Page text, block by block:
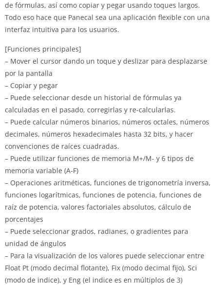
de fórmulas, así como copiar y pegar usando toques largos.
Todo eso hace que Panecal sea una aplicación flexible con una
interfaz intuitiva para los usuarios.
[Funciones principales]
– Mover el cursor dando un toque y deslizar para desplazarse
por la pantalla
– Copiar y pegar
– Puede seleccionar desde un historial de fórmulas ya
calculadas en el pasado, corregirlas y re-calcularlas.
– Puede calcular números binarios, números octales, números
decimales, números hexadecimales hasta 32 bits, y hacer
convenciones de raíces cuadradas.
– Puede utilizar funciones de memoria M+/M- y 6 tipos de
memoria variable (A-F)
– Operaciones aritméticas, funciones de trigonometría inversa,
funciones logarítmicas, funciones de potencia, funciones de
raíz de potencia, valores factoriales absolutos, cálculo de
porcentajes
– Puede seleccionar grados, radianes, o gradientes para
unidad de ángulos
– Para la visualización de los valores puede seleccionar entre
Float Pt (modo decimal flotante), Fix (modo decimal fijo), Sci
(modo de indice), y Eng (el indice es en múltiplos de 3)